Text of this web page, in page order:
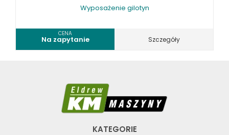
Wyposażenie gilotyn
CENA
Na zapytanie Szczegóły
KATEGORIE